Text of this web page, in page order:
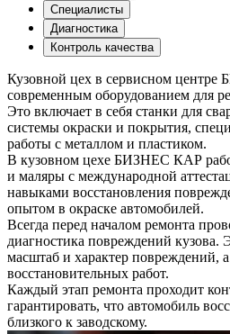
Специалисты
Диагностика
Контроль качества
Кузовной цех в сервисном
современным оборудованием для
Это включает в себя станки для
системы окраски и покрытия,
работы с металлом и пластиком.
В кузовном цехе БИЗНЕС КАР
и маляры с международной
навыками восстановления
опытом в окраске автомобилей.
Всегда перед началом ремонта
диагностика повреждений кузова.
масштаб и характер повреждений, а
восстановительных работ.
Каждый этап ремонта проходит
гарантировать, что автомобиль
близкого к заводскому.